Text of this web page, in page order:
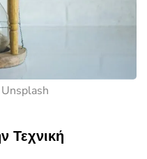
Τεχνική